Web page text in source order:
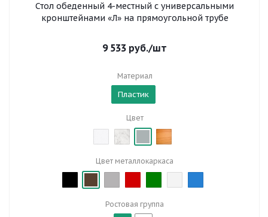
Стол обеденный 4-местный с универсальными
кронштейнами «Л» на прямоугольной трубе
9 533 руб./шт
Материал
Пластик
Цвет
Цвет металлокаркаса
Ростовая группа